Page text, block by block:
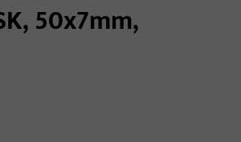
50x7mm,